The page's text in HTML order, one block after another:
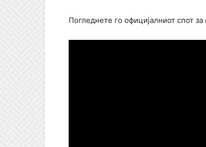
Погледнете го официјалниот спот за